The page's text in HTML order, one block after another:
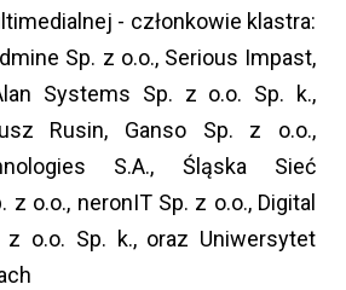
- członkowie klastra:
Sp. z o.o., Serious Impast,
Systems Sp. z o.o. Sp. k.,
Rusin, Ganso Sp. z o.o.,
S.A., Śląska Sieć
z o.o., neronIT Sp. z o.o., Digital
z o.o. Sp. k., oraz Uniwersytet